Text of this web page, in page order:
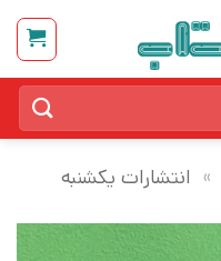
» انتشارات یکشنبه